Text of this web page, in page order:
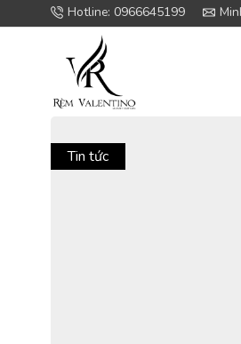
Hotline: 0966645199
Tin tức